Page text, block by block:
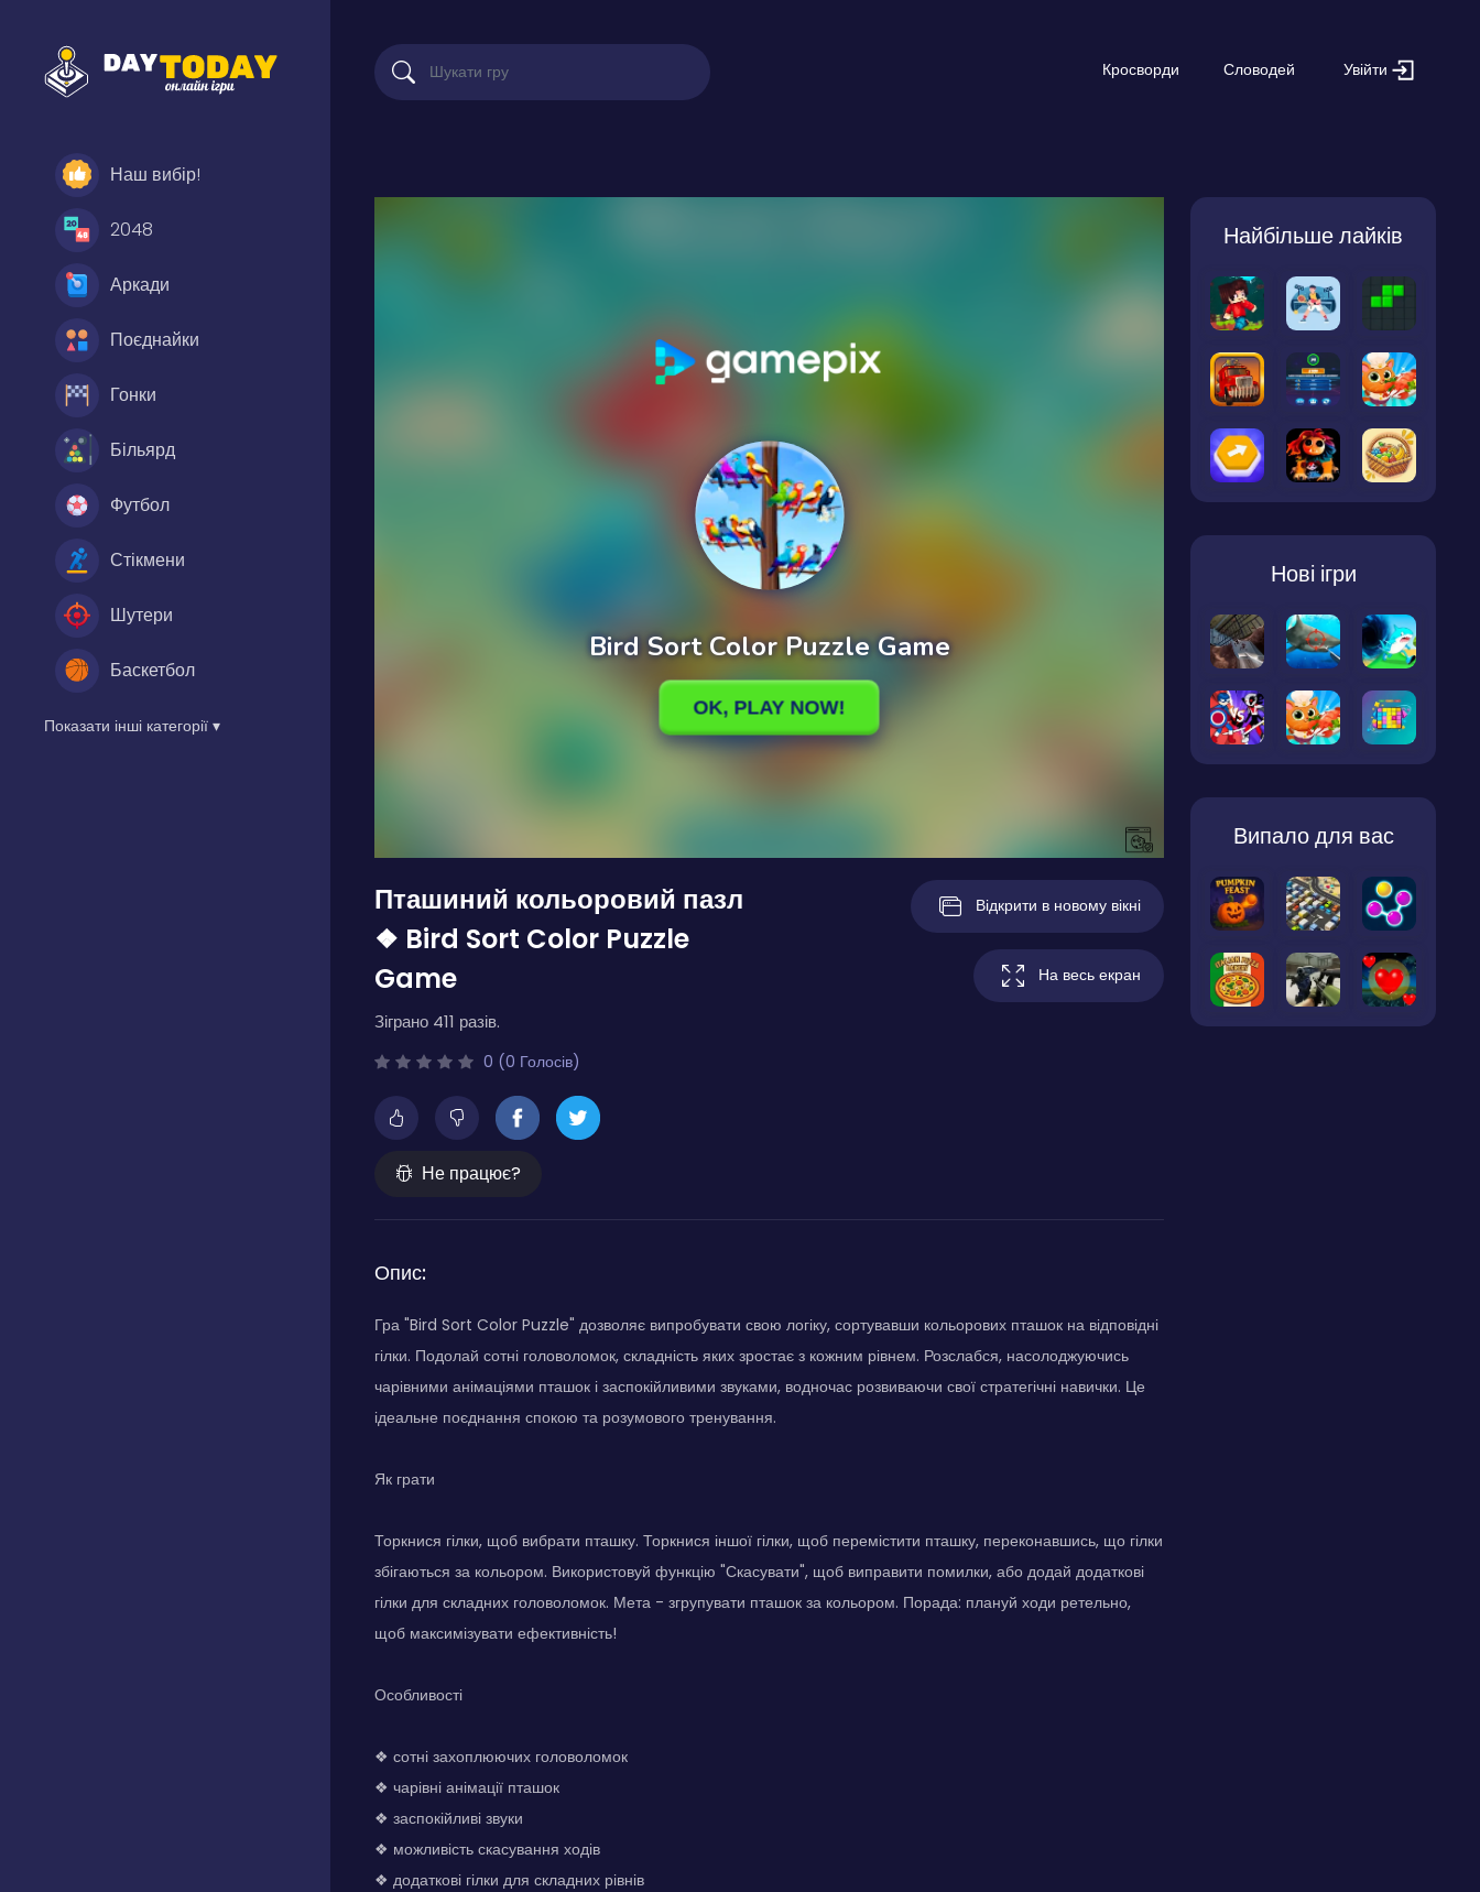
Наш вибір!
2048
Аркади
Поєднайки
Гонки
Більярд
Футбол
Стікмени
Шутери
Баскетбол
Показати інші категорії ▾
Кросворди Словодей Увійти
Пташиний кольоровий пазл
❖ Bird Sort Color Puzzle
Game
Зіграно 411 разів.
0 (0 Голосів)
Не працює?
Відкрити в новому вікні
На весь екран
Опис:
Гра "Bird Sort Color Puzzle" дозволяє випробувати свою логіку, сортувавши кольорових пташок на відповідні
гілки. Подолай сотні головоломок, складність яких зростає з кожним рівнем. Розслабся, насолоджуючись
чарівними анімаціями пташок і заспокійливими звуками, водночас розвиваючи свої стратегічні навички. Це
ідеальне поєднання спокою та розумового тренування.
Як грати
Торкнися гілки, щоб вибрати пташку. Торкнися іншої гілки, щоб перемістити пташку, переконавшись, що гілки
збігаються за кольором. Використовуй функцію "Скасувати", щоб виправити помилки, або додай додаткові
гілки для складних головоломок. Мета - згрупувати пташок за кольором. Порада: плануй ходи ретельно,
щоб максимізувати ефективність!
Особливості
❖ сотні захоплюючих головоломок
❖ чарівні анімації пташок
❖ заспокійливі звуки
❖ можливість скасування ходів
❖ додаткові гілки для складних рівнів
Найбільше лайків
Нові ігри
Випало для вас